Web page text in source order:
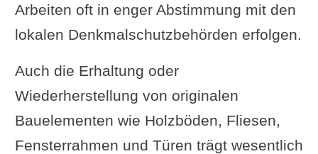
Arbeiten oft in enger Abstimmung mit den
lokalen Denkmalschutzbehörden erfolgen.
Auch die Erhaltung oder
Wiederherstellung von originalen
Bauelementen wie Holzböden, Fliesen,
Fensterrahmen und Türen trägt wesentlich